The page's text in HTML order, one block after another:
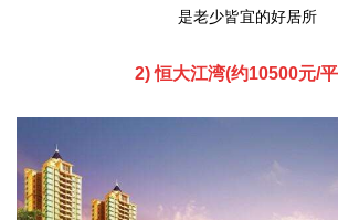
是老少皆宜的好居所
2) 恒大江湾(约10500元/